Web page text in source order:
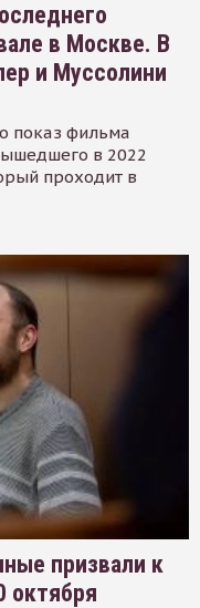
в Москве. В
и Муссолини
показ фильма
в 2022
проходит в
призвали к
октября